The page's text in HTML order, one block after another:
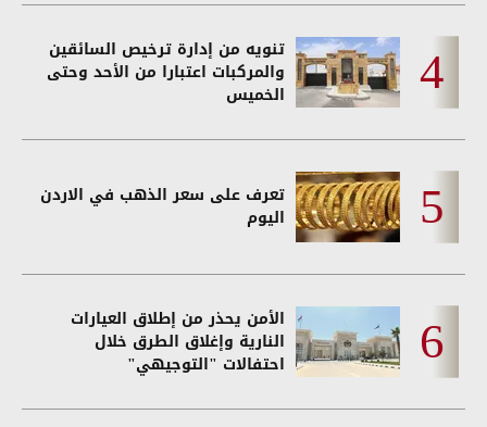
تنويه من إدارة ترخيص السائقين
والمركبات اعتبارا من الأحد وحتى
الخميس
تعرف على سعر الذهب في الاردن
اليوم
الأمن يحذر من إطلاق العيارات
النارية وإغلاق الطرق خلال
احتفالات "التوجيهي"